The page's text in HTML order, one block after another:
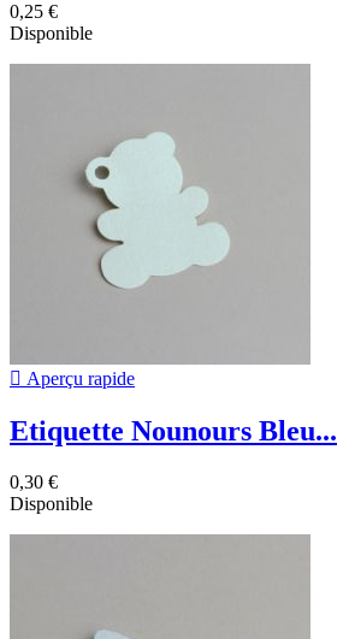
0,25 €
Disponible
 Aperçu rapide
Etiquette Nounours Bleu...
0,30 €
Disponible